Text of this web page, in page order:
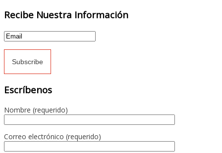
Recibe Nuestra Información
Escríbenos
Nombre (requerido)
Correo electrónico (requerido)